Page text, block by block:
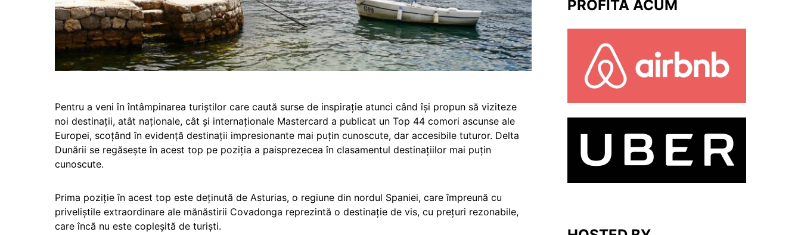
Pentru a veni în întâmpinarea turiştilor care caută surse de inspiraţie atunci când îşi propun să viziteze
noi destinaţii, atât naţionale, cât şi internaţionale Mastercard a publicat un Top 44 comori ascunse ale
Europei, scoțând în evidență destinaţii impresionante mai puţin cunoscute, dar accesibile tuturor. Delta
Dunării se regăsește în acest top pe poziţia a paisprezecea în clasamentul destinațiilor mai puțin
cunoscute.
Prima poziţie în acest top este deţinută de Asturias, o regiune din nordul Spaniei, care împreună cu
priveliştile extraordinare ale mănăstirii Covadonga reprezintă o destinaţie de vis, cu preţuri rezonabile,
care încă nu este copleşită de turişti.
PROFITĂ ACUM